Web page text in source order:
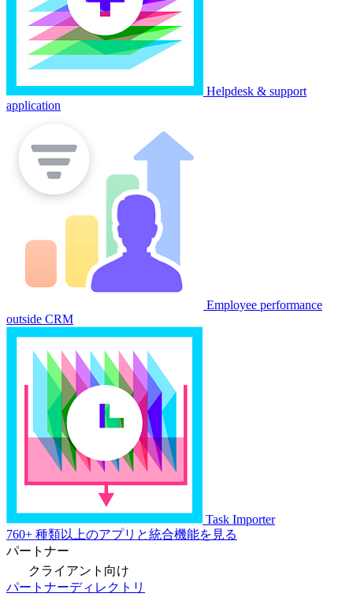
Helpdesk & support
application
Employee performance
outside CRM
Task Importer
760+ 種類以上のアプリと統合機能を見る
パートナー
クライアント向け
パートナーディレクトリ